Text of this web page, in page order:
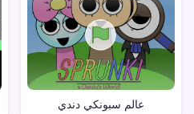
عالم سبونكي دندي